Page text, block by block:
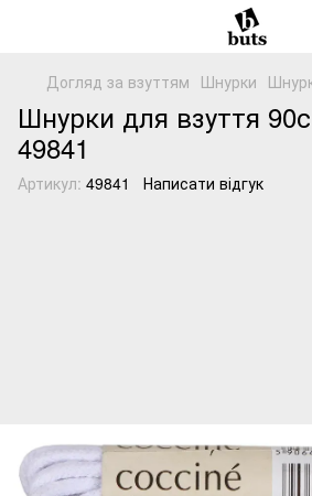
Догляд за взуттям Шнурки
Шнурки для взуття
49841
Артикул: 49841 Написати відгук